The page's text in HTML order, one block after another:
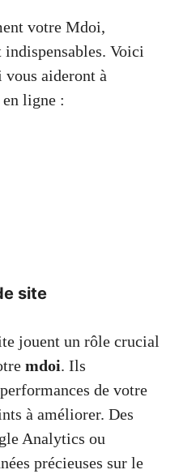
votre Mdoi,
Voici
aideront à
ligne :
site
jouent un rôle crucial
mdoi. Ils
de votre
à améliorer. Des
Analytics ou
précieuses sur le